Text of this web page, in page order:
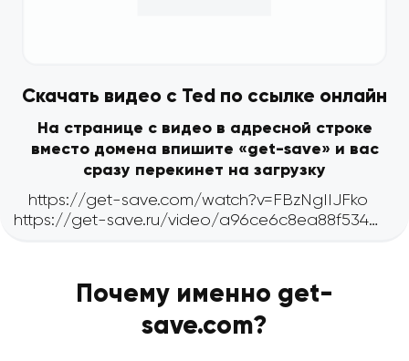
Скачать видео с Ted по ссылке онлайн
На странице с видео в адресной строке
вместо домена впишите «get-save» и вас
сразу перекинет на загрузку
Почему именно get-
save.com?